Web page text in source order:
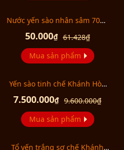
Nước yến sào nhân sâm 70ml
61.428₫
50.000₫
Mua sản phẩm
Yến sào tinh chế Khánh Hòa
9.600.000₫
7.500.000₫
Mua sản phẩm
Tổ yến trắng sơ chế Khánh